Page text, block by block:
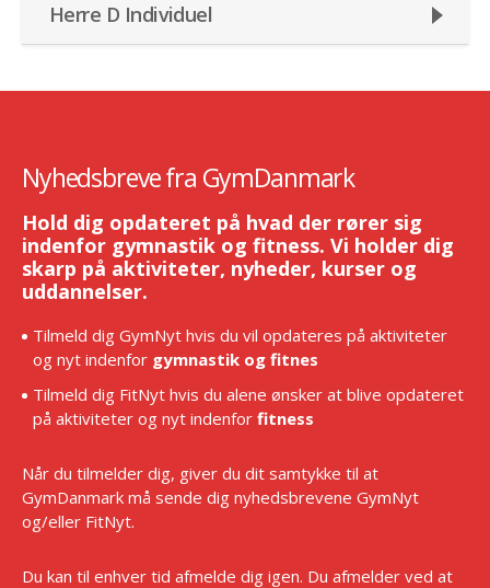
Herre D Individuel
Nyhedsbreve fra GymDanmark
Hold dig opdateret på hvad der rører sig
indenfor gymnastik og fitness. Vi holder dig
skarp på aktiviteter, nyheder, kurser og
uddannelser.
Tilmeld dig GymNyt hvis du vil opdateres på aktiviteter
og nyt indenfor gymnastik og fitnes
Tilmeld dig FitNyt hvis du alene ønsker at blive opdateret
på aktiviteter og nyt indenfor fitness
Når du tilmelder dig, giver du dit samtykke til at
GymDanmark må sende dig nyhedsbrevene GymNyt
og/eller FitNyt.
Du kan til enhver tid afmelde dig igen. Du afmelder ved at